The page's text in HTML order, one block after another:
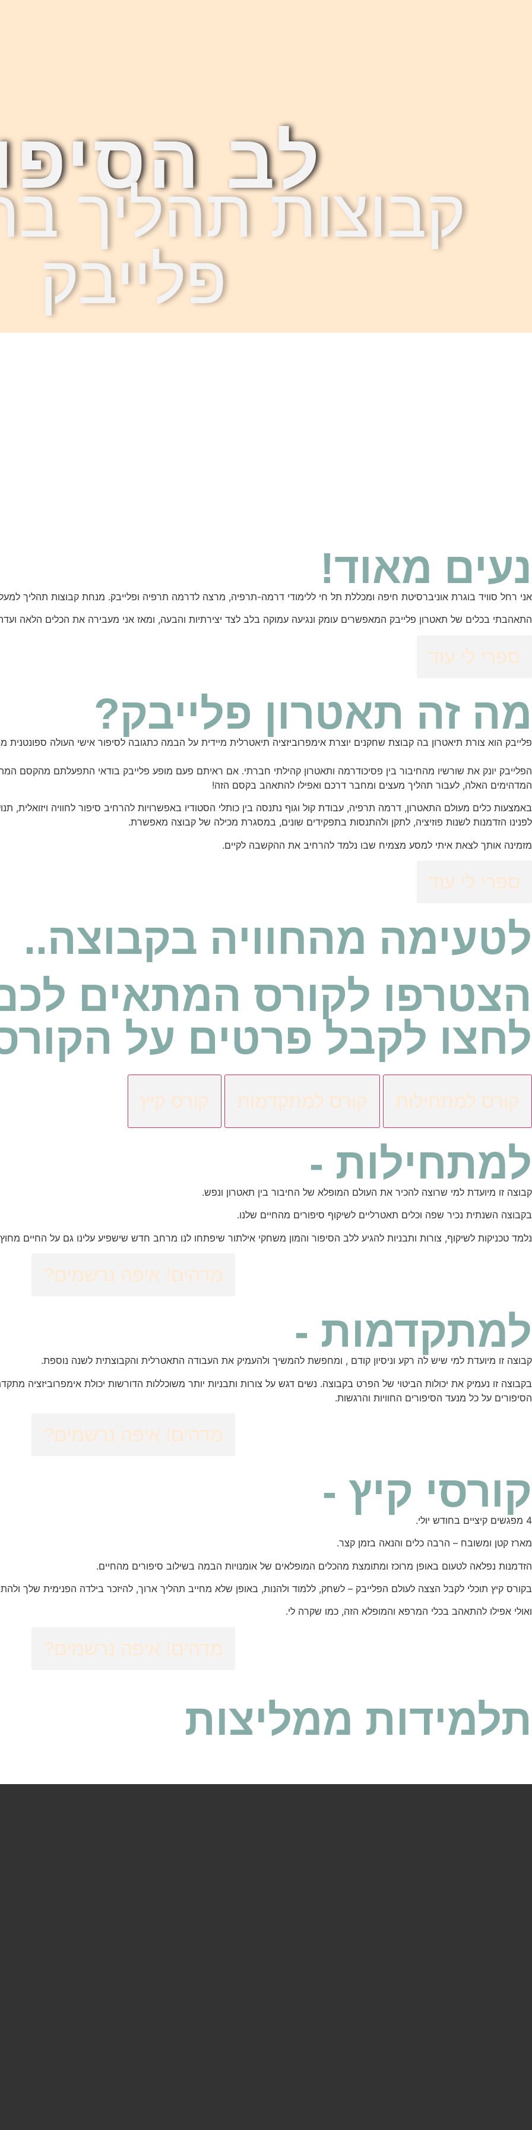
לב
קבוצות תהליך
פלייבק
נעים מאוד!
אני רחל סוויד בוגרת אוניברסיטת חיפה ומכללת תל חי ללימודי דרמה-תרפיה, מרצה לדרמה תרפיה ופלייבק. מנחת קבוצות תהליך
התאהבתי בכלים של תאטרון פלייבק המאפשרים עומק ונגיעה עמוקה בלב לצד יצירתיות והבעה, ומאז אני מעבירה את הכלים הלאה
ספרי לי עוד
מה זה תאטרון פלייבק?
פלייבק הוא צורת תיאטרון בה קבוצת שחקנים יוצרת אימפרוביזציה תיאטרלית מיידית על הבמה כתגובה לסיפור אישי העולה
הפלייבק יונק את שורשיו מהחיבור בין פסיכודרמה ותאטרון קהילתי חברתי. אם ראיתם פעם מופע פלייבק בודאי התפעלתם מהקסם
המדהימים האלה, לעבור תהליך מעצים ומחבר דרכם ואפילו להתאהב בקסם הזה!
באמצעות כלים מעולם התאטרון, דרמה תרפיה, עבודת קול וגוף נתנסה בין כותלי הסטודיו באפשרויות להרחיב סיפור לחוויה
לפנינו הזדמנות לשנות פוזיציה, לתקן ולהתנסות בתפקידים שונים, במסגרת מכילה של קבוצה מאפשרת.
מזמינה אותך לצאת איתי למסע מצמיח שבו נלמד להרחיב את ההקשבה לקיים.
ספרי לי עוד
לטעימה מהחוויה בקבוצה..
הצטרפו לקורס המתאים
לחצו לקבל פרטים על
קורס למתחילות קורס למתקדמות קורס קיץ
למתחילות -
קבוצה זו מיועדת למי שרוצה להכיר את העולם המופלא של החיבור בין תאטרון ונפש.
בקבוצה השנתית נכיר שפה וכלים תאטרליים לשיקוף סיפורים מהחיים שלנו.
נלמד טכניקות לשיקוף, צורות ותבניות להגיע ללב הסיפור והמון משחקי אילתור שיפתחו לנו מרחב חדש שישפיע עלינו גם על החיים מחוץ
מדהים! איפה נרשמים?
למתקדמות -
קבוצה זו מיועדת למי שיש לה רקע וניסיון קודם , ומחפשת להמשיך ולהעמיק את העבודה התאטרלית והקבוצתית לשנה נוספת.
בקבוצה זו נעמיק את יכולות הביטוי של הפרט בקבוצה. נשים דגש על צורות ותבניות יותר משוכללות הדורשות יכולת אימפרוביזציה
הסיפורים על כל מנעד הסיפורים החוויות והרגשות.
מדהים! איפה נרשמים?
קורסי קיץ -
4 מפגשים קיציים בחודש יולי.
מארז קטן ומשובח – הרבה כלים והנאה בזמן קצר.
הזדמנות נפלאה לטעום באופן מרוכז ומתומצת מהכלים המופלאים של אומנויות הבמה בשילוב סיפורים מהחיים.
בקורס קיץ תוכלי לקבל הצצה לעולם הפלייבק – לשחק, ללמוד ולהנות, באופן שלא מחייב תהליך ארוך, להיזכר בילדה הפנימית שלך
ואולי אפילו להתאהב בכלי המרפא והמופלא הזה, כמו שקרה לי.
מדהים! איפה נרשמים?
תלמידות ממליצות